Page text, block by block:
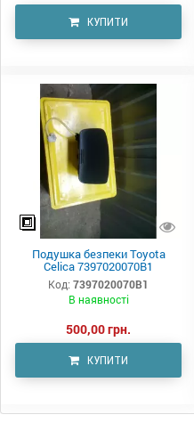
КУПИТИ
Подушка безпеки Toyota
Celica 7397020070B1
Код: 7397020070B1
В наявності
500,00 грн.
КУПИТИ